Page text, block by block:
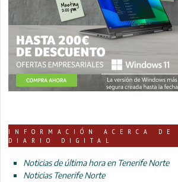
INFORMACIÓN ACERCA DE
DIARIO DIGITAL
Noticias de última hora en Tenerife Norte
Noticias Tenerife Norte